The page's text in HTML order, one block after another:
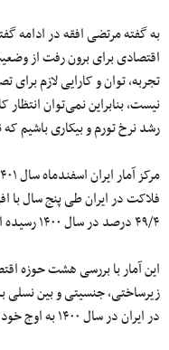
به گفته مرتضی افقه در ادامه
اقتصادی برای برون رفت از
تجربه، توان و کارایی لازم
نیست، بنابراین نمی‌توان
رشد نرخ تورم و بیکاری باشیم
۴۹/۴ درصد در سال ۱۴۰۰ رسیده است.
این آمار با بررسی هشت حوزه
زیرساختی، جنسیتی و بین
در ایران در سال ۱۴۰۰ به اوج خود در ۲۵ سال گذشته رسیده است.